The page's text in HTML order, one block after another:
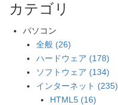
カテゴリ
パソコン
全般 (26)
ハードウェア (178)
ソフトウェア (134)
インターネット (235)
HTML5 (16)